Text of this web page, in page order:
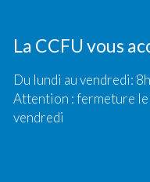
La CCFU vous
Du lundi au vendredi:
Attention : fermeture
vendredi